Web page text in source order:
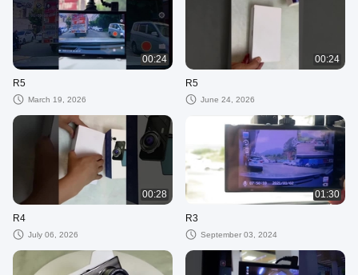
00:24
R5
March 19, 2026
00:24
R5
June 24, 2026
00:28
R4
July 06, 2026
01:30
R3
September 03, 2024